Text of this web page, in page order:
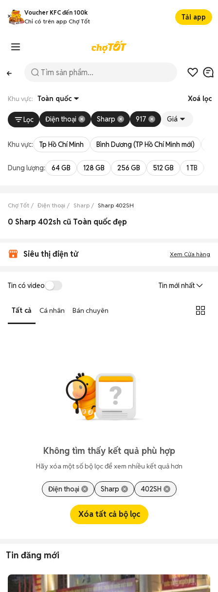
Voucher KFC đến 100k
Chỉ có trên app Chợ Tốt
Tải app
Khu vực: Toàn quốc Xoá lọc
Lọc Điện thoại Sharp 917 Giá
Khu vực: Tp Hồ Chí Minh Bình Dương (TP Hồ Chí Minh mới)
Dung lượng: 64 GB 128 GB 256 GB 512 GB 1 TB
Chợ Tốt Điện thoại Sharp Sharp 402SH
0 Sharp 402sh cũ Toàn quốc đẹp
Siêu thị điện tử Xem Cửa hàng
Tin có video Tin mới nhất
Tất cả Cá nhân Bán chuyên
Không tìm thấy kết quả phù hợp
Hãy xóa một số bộ lọc để xem nhiều kết quả hơn
Điện thoại Sharp 402SH
Xóa tất cả bộ lọc
Tin đăng mới